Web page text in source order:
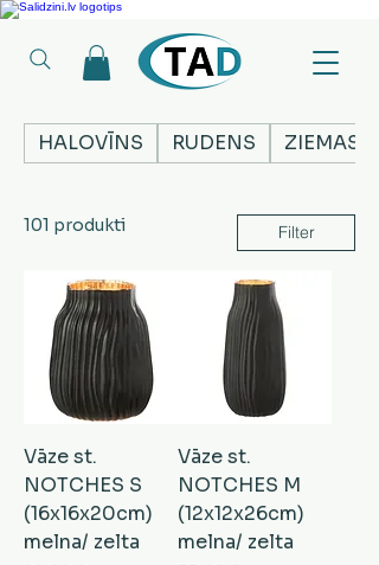
Ledusskapji, Sadzīves tehnika, Smaržas,
HALOVĪNS RUDENS
101 produkti Filter
Vāze st.
NOTCHES S
(16x16x20cm)
melna/ zelta
Vāze st.
NOTCHES M
(12x12x26cm)
melna/ zelta